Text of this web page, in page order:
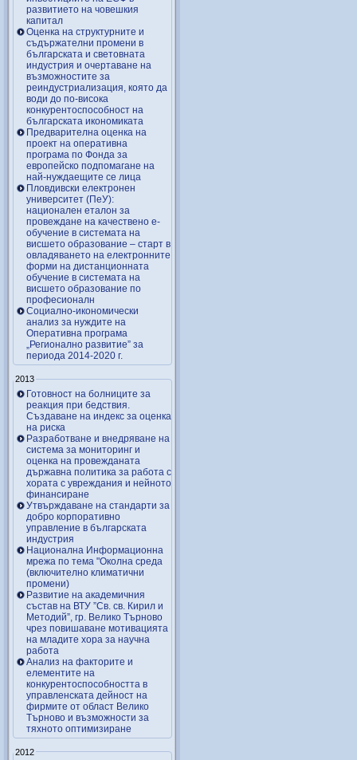
развитието на човешкия
капитал
Оценка на структурните и
съдържателни промени в
българската и световната
индустрия и очертаване на
възможностите за
реиндустриализация, която да
води до по-висока
конкурентоспособност на
българската икономиката
Предварителна оценка на
проект на оперативна
програма по Фонда за
европейско подпомагане на
най-нуждаещите се лица
Пловдивски електронен
университет (ПеУ):
национален еталон за
провеждане на качествено е-
обучение в системата на
висшето образование – старт в
овладяването на електронните
форми на дистанционната
обучение в системата на
висшето образование по
професионалн
Социално-икономически
анализ за нуждите на
Оперативна програма
„Регионално развитие” за
периода 2014-2020 г.
2013
Готовност на болниците за
реакция при бедствия.
Създаване на индекс за оценка
на риска
Разработване и внедряване на
система за мониторинг и
оценка на провежданата
държавна политика за работа с
хората с увреждания и нейното
финансиране
Утвърждаване на стандарти за
добро корпоративно
управление в българската
индустрия
Национална Информационна
мрежа по тема "Околна среда
(включително климатични
промени)
Развитие на академичния
състав на ВТУ ”Св. св. Кирил и
Методий”, гр. Велико Търново
чрез повишаване мотивацията
на младите хора за научна
работа
Анализ на факторите и
елементите на
конкурентоспособността в
управленската дейност на
фирмите от област Велико
Търново и възможности за
тяхното оптимизиране
2012